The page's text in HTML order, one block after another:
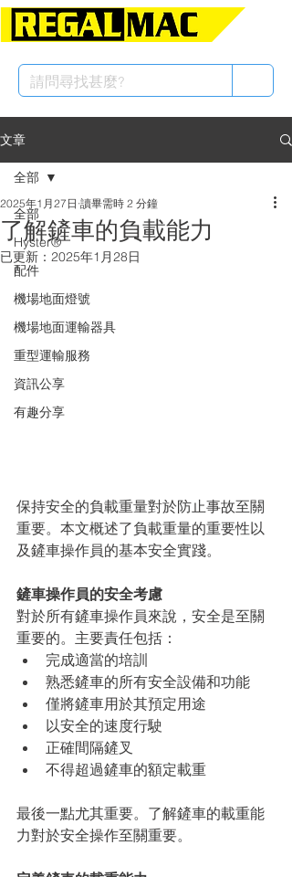
文章
全部
Hyster®
配件
機場地面燈號
機場地面運輸器具
重型運輸服務
資訊公享
有趣分享
全部
了解鏟車的負載能力
2025年1月27日 讀畢需時 2 分鐘
已更新： 2025年1月28日
保持安全的負載重量對於防止事故至關
重要。本文概述了負載重量的重要性以
及鏟車操作員的基本安全實踐。
鏟車操作員的安全考慮
對於所有鏟車操作員來說，安全是至關
重要的。主要責任包括：
完成適當的培訓
熟悉鏟車的所有安全設備和功能
僅將鏟車用於其預定用途
以安全的速度行駛
正確間隔鏟叉
不得超過鏟車的額定載重
最後一點尤其重要。了解鏟車的載重能
力對於安全操作至關重要。